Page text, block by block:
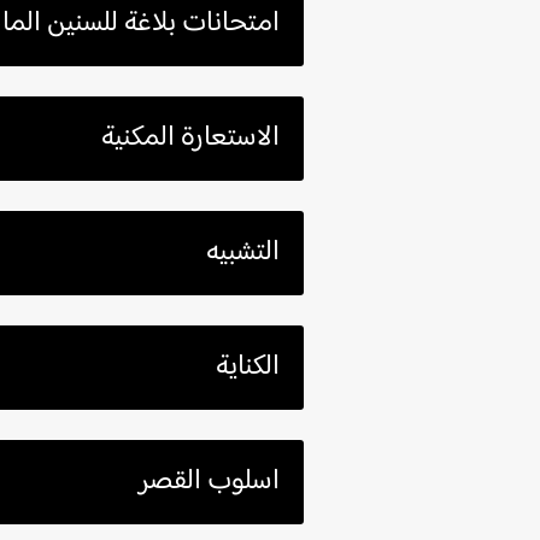
امتحانات بلاغة للسنين
الاستعارة المكنية
التشبيه
الكناية
اسلوب القصر